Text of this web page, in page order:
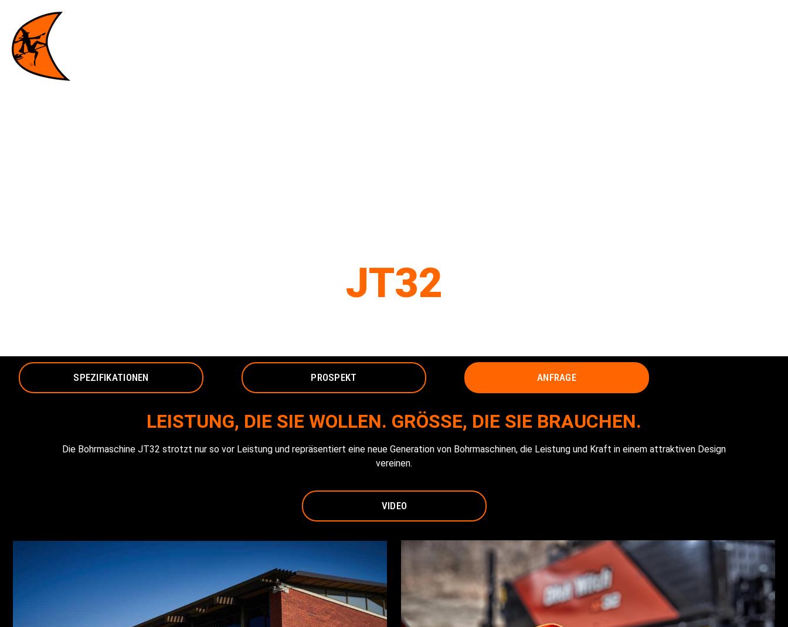
JT32
SPEZIFIKATIONEN PROSPEKT ANFRAGE
LEISTUNG, DIE SIE WOLLEN. GRÖSSE, DIE SIE BRAUCHEN.
Die Bohrmaschine JT32 strotzt nur so vor Leistung und repräsentiert eine neue Generation von Bohrmaschinen, die Leistung und Kraft in einem attraktiven Design
vereinen.
VIDEO